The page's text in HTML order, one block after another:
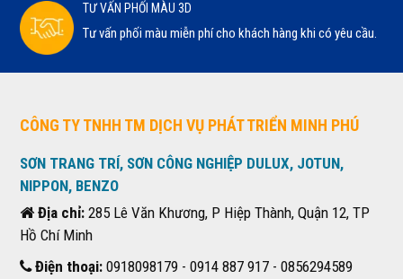
TƯ VẤN PHỐI MÀU 3D
Tư vấn phối màu miễn phí cho khách hàng khi có yêu cầu.
CÔNG TY TNHH TM DỊCH VỤ PHÁT TRIỂN MINH PHÚ
SƠN TRANG TRÍ, SƠN CÔNG NGHIỆP DULUX, JOTUN,
NIPPON, BENZO
Địa chỉ: 285 Lê Văn Khương, P Hiệp Thành, Quận 12, TP
Hồ Chí Minh
Điện thoại: 0918098179 - 0914 887 917 - 0856294589